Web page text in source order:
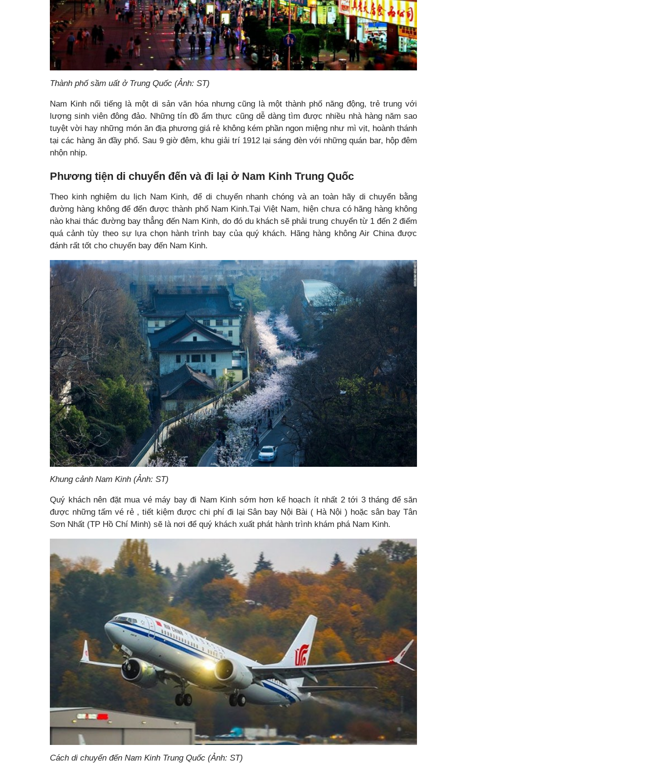
Thành phố sầm uất ở Trung Quốc (Ảnh: ST)
Nam Kinh nổi tiếng là một di sản văn hóa nhưng cũng là một thành phố năng động, trẻ trung với
lượng sinh viên đông đảo. Những tín đồ ẩm thực cũng dễ dàng tìm được nhiều nhà hàng năm sao
tuyệt vời hay những món ăn địa phương giá rẻ không kém phần ngon miệng như mì vịt, hoành thánh
tại các hàng ăn đầy phố. Sau 9 giờ đêm, khu giải trí 1912 lại sáng đèn với những quán bar, hộp đêm
nhộn nhịp.
Phương tiện di chuyển đến và đi lại ở Nam Kinh Trung Quốc
Theo kinh nghiệm du lịch Nam Kinh, để di chuyển nhanh chóng và an toàn hãy di chuyển bằng
đường hàng không để đến được thành phố Nam Kinh.Tại Việt Nam, hiện chưa có hãng hàng không
nào khai thác đường bay thẳng đến Nam Kinh, do đó du khách sẽ phải trung chuyển từ 1 đến 2 điểm
quá cảnh tùy theo sự lựa chọn hành trình bay của quý khách. Hãng hàng không Air China được
đánh rất tốt cho chuyến bay đến Nam Kinh.
Khung cảnh Nam Kinh (Ảnh: ST)
Quý khách nên đặt mua vé máy bay đi Nam Kinh sớm hơn kế hoạch ít nhất 2 tới 3 tháng để săn
được những tấm vé rẻ , tiết kiệm được chi phí đi lại Sân bay Nội Bài ( Hà Nội ) hoặc sân bay Tân
Sơn Nhất (TP Hồ Chí Minh) sẽ là nơi để quý khách xuất phát hành trình khám phá Nam Kinh.
Cách di chuyển đến Nam Kinh Trung Quốc (Ảnh: ST)